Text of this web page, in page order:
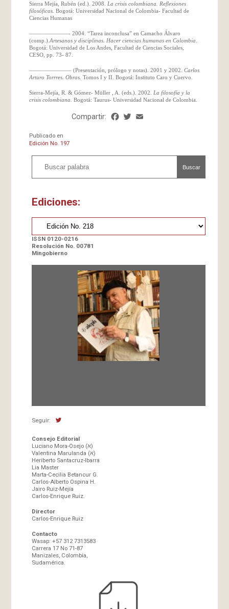
Sierra Mejía, Rubén (ed.). 2008. La crisis colombiana. Reflexiones
filosóficas. Bogotá: Universidad Nacional de Colombia- Facultad de
Ciencias Humanas
———————- 2004. “Tarea inconclusa” en Camacho Álvaro
(comp.). Artesanos y disciplinas. Hacer ciencias humanas en Colombia
Bogotá: Universidad de Los Andes, Facultad de Ciencias Sociales,
CESO, pp. 73- 87.
———————– (Presentación, prólogo y notas). 2001 y 2002. Carlos
Arturo Torrres. Obras. Tomos I y II. Bogotá: Instituto Caro y Cuervo.
Sierra-Mejía, R. & Gómez- Müller , A. (eds.). 2002. La filosofía y la
crisis colombiana. Bogotá: Taurus- Universidad Nacional de Colombia.
Compartir: Facebook
Twitter
Publicado en
Edición No. 197
Buscar
Ediciones:
ISSN 0120-0216
Resolución No. 00781
Mingobierno
Seguir:
Consejo Editorial
Luciano Mora-Osejo (א)
Valentina Marulanda (א)
Heriberto Santacruz-Ibarra
Lia Master
Marta-Cecilia Betancur G.
Carlos-Alberto Ospina H.
Jairo Ruiz-Mejía
Carlos-Enrique Ruiz.
Director
Carlos-Enrique Ruiz
Contacto
Wasap: +57 312 7313583
Carrera 17 No 71-87
Manizales, Colombia,
Sudamérica.